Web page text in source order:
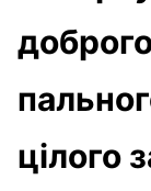
цілого